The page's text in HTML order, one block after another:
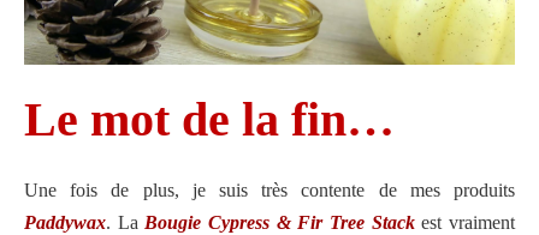
Le mot de la fin…
Une fois de plus, je suis très contente de mes produits
Paddywax. La Bougie Cypress & Fir Tree Stackest vraiment